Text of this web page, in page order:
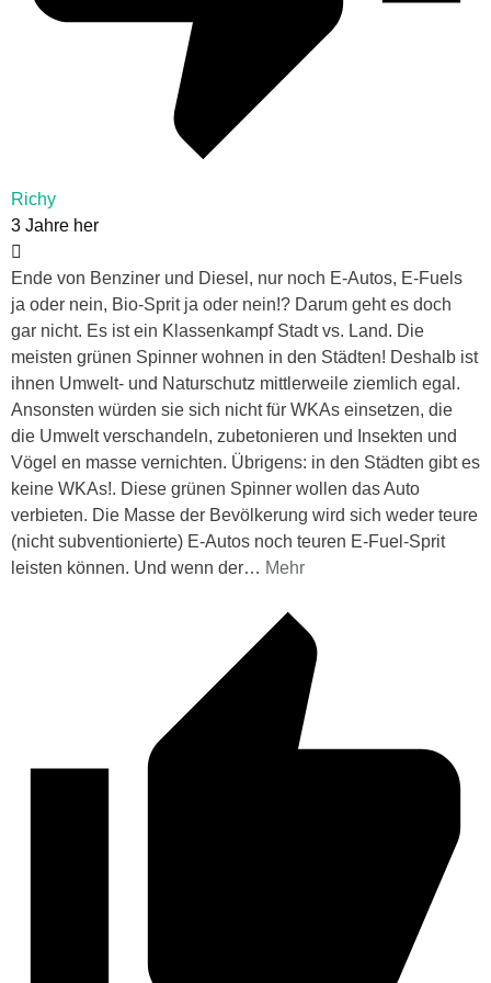
Richy
3 Jahre her
Ende von Benziner und Diesel, nur noch E-Autos, E-Fuels
ja oder nein, Bio-Sprit ja oder nein!? Darum geht es doch
gar nicht. Es ist ein Klassenkampf Stadt vs. Land. Die
meisten grünen Spinner wohnen in den Städten! Deshalb ist
ihnen Umwelt- und Naturschutz mittlerweile ziemlich egal.
Ansonsten würden sie sich nicht für WKAs einsetzen, die
die Umwelt verschandeln, zubetonieren und Insekten und
Vögel en masse vernichten. Übrigens: in den Städten gibt es
keine WKAs!. Diese grünen Spinner wollen das Auto
verbieten. Die Masse der Bevölkerung wird sich weder teure
(nicht subventionierte) E-Autos noch teuren E-Fuel-Sprit
leisten können. Und wenn der… Mehr